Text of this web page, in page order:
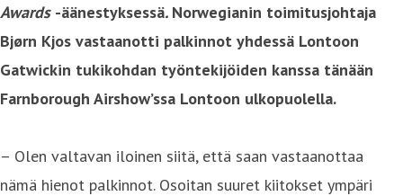
Awards -äänestyksessä. Norwegianin toimitusjohtaja
Bjørn Kjos vastaanotti palkinnot yhdessä Lontoon
Gatwickin tukikohdan työntekijöiden kanssa tänään
Farnborough Airshow’ssa Lontoon ulkopuolella.
– Olen valtavan iloinen siitä, että saan vastaanottaa
nämä hienot palkinnot. Osoitan suuret kiitokset ympäri